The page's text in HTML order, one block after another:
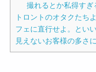
撮れるとか私得すぎ
トロントのオタクたち
フェに直行せよ。とい
見えないお客様の多さ